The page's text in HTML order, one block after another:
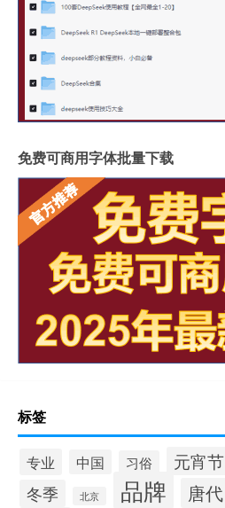
免费可商用字体批量下载
标签
专业 中国 习俗 元宵节
冬季 北京 品牌 唐代